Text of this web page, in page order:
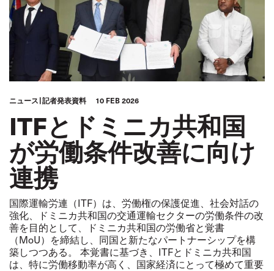
ニュース 記者発表資料 10 FEB 2026
ITFとドミニカ共和国
が労働条件改善に向け
連携
国際運輸労連（ITF）は、労働権の保護促進、社会対話の
強化、ドミニカ共和国の交通運輸セクターの労働条件の改
善を目的として、ドミニカ共和国の労働省と覚書
（MoU）を締結し、同国と新たなパートナーシップを構
築しつつある。 本覚書に基づき、ITFとドミニカ共和国
は、特に労働移動率が高く、国家経済にとって極めて重要